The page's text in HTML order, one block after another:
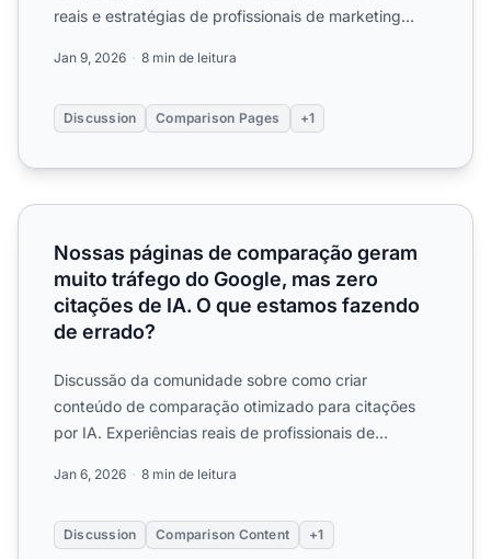
reais e estratégias de profissionais de marketing
Jan 9, 2026 8 min de leitura
Discussion Comparison Pages +1
Nossas páginas de comparação geram muito tráfego do
Nossas páginas de comparação geram
muito tráfego do Google, mas zero
citações de IA. O que estamos fazendo
de errado?
Discussão da comunidade sobre como criar
conteúdo de comparação otimizado para citações
por IA. Experiências reais de profissionais de
Jan 6, 2026 8 min de leitura
Discussion Comparison Content +1